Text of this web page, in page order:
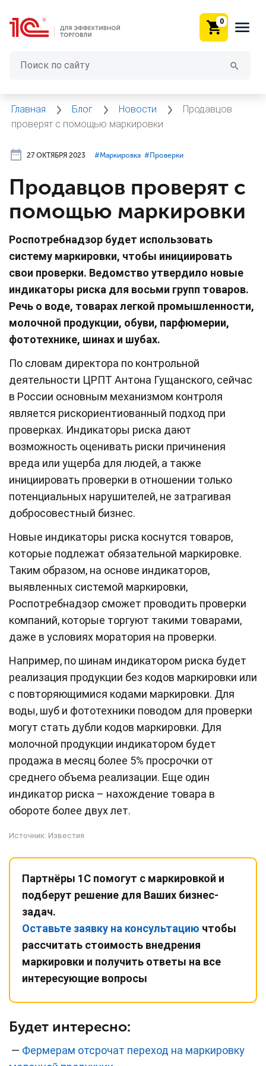
0
Главная Блог Новости
Продавцов
проверят с помощью маркировки
27 ОКТЯБРЯ 2023 #⁣Маркировка #⁣Проверки
Продавцов проверят с
помощью маркировки
Роспотребнадзор будет использовать
систему маркировки, чтобы инициировать
свои проверки. Ведомство утвердило новые
индикаторы риска для восьми групп товаров.
Речь о воде, товарах легкой промышленности,
молочной продукции, обуви, парфюмерии,
фототехнике, шинах и шубах.
По словам директора по контрольной
деятельности ЦРПТ Антона Гущанского, сейчас
в России основным механизмом контроля
является рискориентиованный подход при
проверках. Индикаторы риска дают
возможность оценивать риски причинения
вреда или ущерба для людей, а также
инициировать проверки в отношении только
потенциальных нарушителей, не затрагивая
добросовестный бизнес.
Новые индикаторы риска коснутся товаров,
которые подлежат обязательной маркировке.
Таким образом, на основе индикаторов,
выявленных системой маркировки,
Роспотребнадзор сможет проводить проверки
компаний, которые торгуют такими товарами,
даже в условиях моратория на проверки.
Например, по шинам индикатором риска будет
реализация продукции без кодов маркировки или
с повторяющимися кодами маркировки. Для
воды, шуб и фототехники поводом для проверки
могут стать дубли кодов маркировки. Для
молочной продукции индикатором будет
продажа в месяц более 5% просрочки от
среднего объема реализации. Еще один
индикатор риска – нахождение товара в
обороте более двух лет.
Источник: Известия
Партнёры 1С помогут с маркировкой и
подберут решение для Ваших бизнес-
задач.
Оставьте заявку на консультацию чтобы
рассчитать стоимость внедрения
маркировки и получить ответы на все
интересующие вопросы
Будет интересно:
— Фермерам отсрочат переход на маркировку